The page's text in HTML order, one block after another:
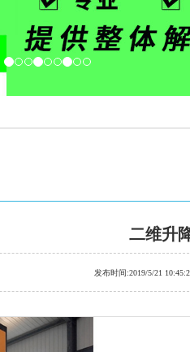
二维升
发布时间:2019/5/21